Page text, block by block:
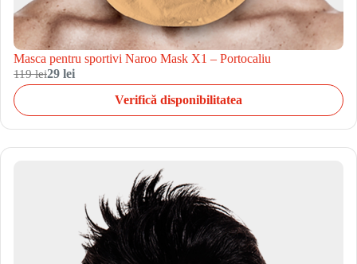
Masca pentru sportivi Naroo Mask X1 – Portocaliu
119 lei29 lei
Verifică disponibilitatea